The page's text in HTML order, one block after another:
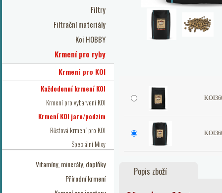
Filtry
Filtrační materiály
Koi HOBBY
Krmení pro ryby
Krmení pro KOI
Každodenní krmení KOI
Krmení pro vybarvení KOI
Krmení KOI jaro/podzim
Růstová krmení pro KOI
Speciální Mixy
Vitamíny, minerály, doplňky
Přírodní krmení
Popis zboží